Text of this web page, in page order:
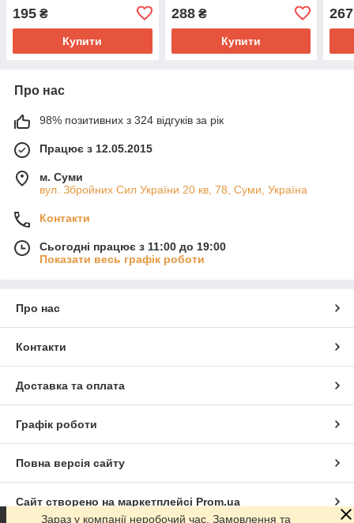
195 ₴
Купити
288₴
Купити
267
Про нас
98% позитивних з 324 відгуків за рік
Працює з 12.05.2015
м. Суми
вул. Збройних Сил України 20 кв, 78, Суми, Україна
Контакти
Сьогодні працює з 11:00 до 19:00
Показати весь графік роботи
Про нас
Контакти
Доставка та оплата
Графік роботи
Повна версія сайту
Сайт створено на маркетплейсі Prom.ua
Зараз у компанії неробочий час. Замовлення та